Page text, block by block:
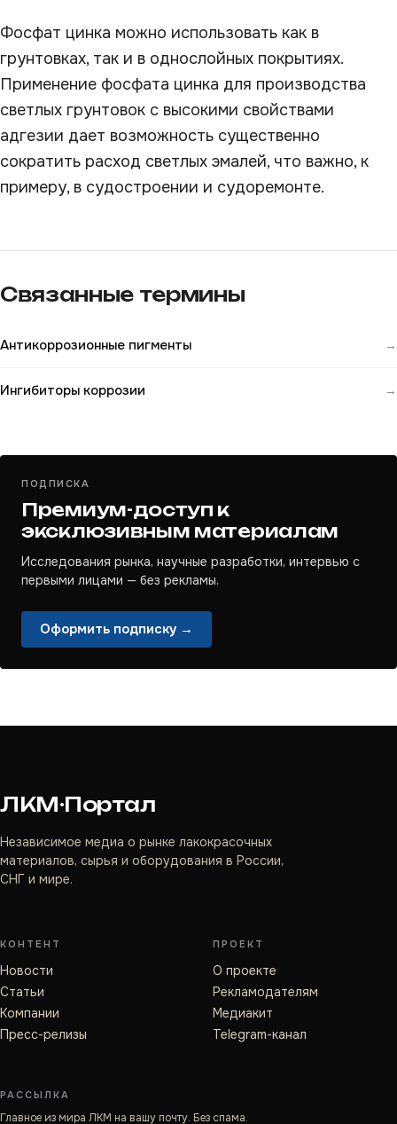
Фосфат цинка можно использовать как в
грунтовках, так и в однослойных покрытиях.
Применение фосфата цинка для производства
светлых грунтовок с высокими свойствами
адгезии дает возможность существенно
сократить расход светлых эмалей, что важно, к
примеру, в судостроении и судоремонте.
Связанные термины
Антикоррозионные пигменты →
Ингибиторы коррозии →
ПОДПИСКА
Премиум-доступ к
эксклюзивным материалам
Исследования рынка, научные разработки, интервью с
первыми лицами — без рекламы.
Оформить подписку →
ЛКМ·Портал
Независимое медиа о рынке лакокрасочных
материалов, сырья и оборудования в России,
СНГ и мире.
КОНТЕНТ
Новости
Статьи
Компании
Пресс-релизы
ПРОЕКТ
О проекте
Рекламодателям
Медиакит
Telegram-канал
РАССЫЛКА
Главное из мира ЛКМ на вашу почту. Без спама.